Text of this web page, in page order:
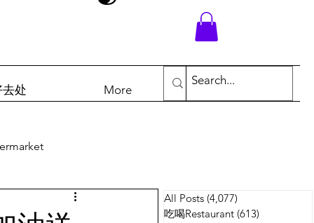
处 More
广告 All Posts (4,077)
吃喝Restaurant (613)